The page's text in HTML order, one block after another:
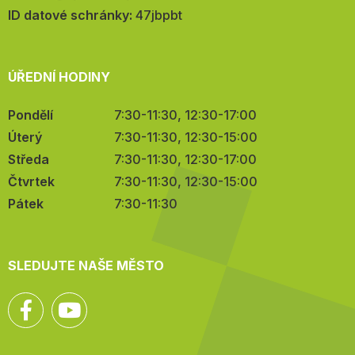
mail:
ID datové schránky: 47jbpbt
ÚŘEDNÍ HODINY
Pondělí
7:30-11:30, 12:30-17:00
Úterý
7:30-11:30, 12:30-15:00
Středa
7:30-11:30, 12:30-17:00
Čtvrtek
7:30-11:30, 12:30-15:00
Pátek
7:30-11:30
SLEDUJTE NAŠE MĚSTO
Facebook